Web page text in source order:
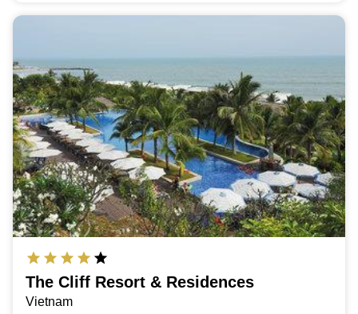
The Cliff Resort & Residences
Vietnam